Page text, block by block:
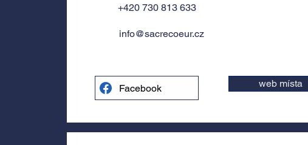
+420 730 813 633‬
info@sacrecoeur.cz
Facebook web místa